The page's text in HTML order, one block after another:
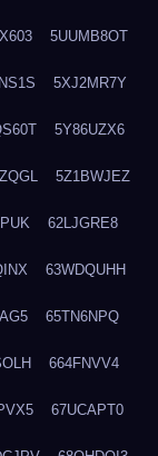
5UUMB8OT
5XJ2MR7Y
5Y86UZX6
5Z1BWJEZ
62LJGRE8
63WDQUHH
65TN6NPQ
664FNVV4
67UCAPT0